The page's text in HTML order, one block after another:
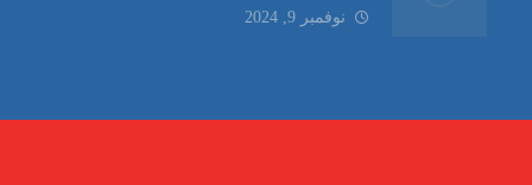
نوفمبر 9, 2024